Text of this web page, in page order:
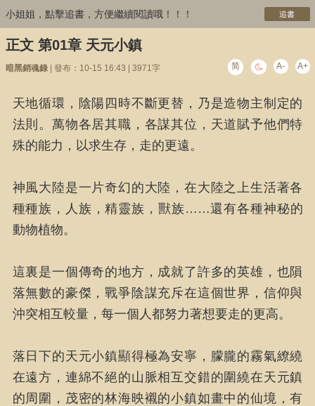
小姐姐，點擊追書，方便繼續閱讀哦！！！ 追書
正文 第01章 天元小鎮
暗黑銷魂錄| 發布：10-15 16:43 | 3971字 简 A- A+
天地循環，陰陽四時不斷更替，乃是造物主制定的
法則。萬物各居其職，各謀其位，天道賦予他們特
殊的能力，以求生存，走的更遠。
神風大陸是一片奇幻的大陸，在大陸之上生活著各
種種族，人族，精靈族，獸族……還有各種神秘的
動物植物。
這裏是一個傳奇的地方，成就了許多的英雄，也隕
落無數的豪傑，戰爭陰謀充斥在這個世界，信仰與
沖突相互較量，每一個人都努力著想要走的更高。
落日下的天元小鎮顯得極為安寧，朦朧的霧氣繚繞
在遠方，連綿不絕的山脈相互交錯的圍繞在天元鎮
的周圍，茂密的林海映襯的小鎮如畫中的仙境，有